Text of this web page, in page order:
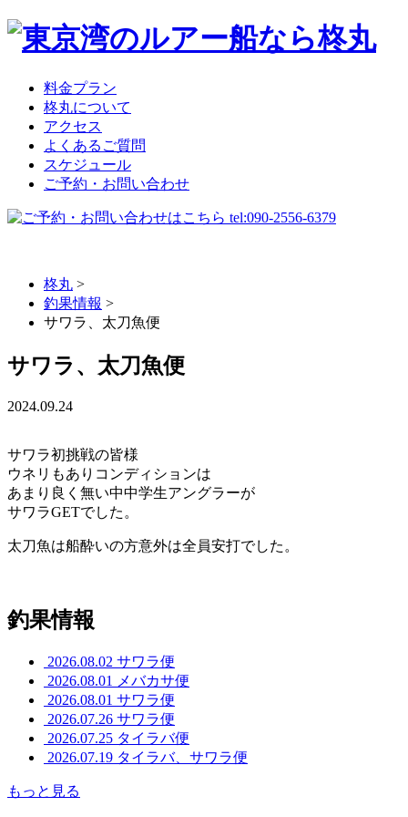
料金プラン
柊丸について
アクセス
よくあるご質問
スケジュール
ご予約・お問い合わせ
柊丸 >
釣果情報 >
サワラ、太刀魚便
サワラ、太刀魚便
2024.09.24
サワラ初挑戦の皆様
ウネリもありコンディションは
あまり良く無い中中学生アングラーが
サワラGETでした。
太刀魚は船酔いの方意外は全員安打でした。
釣果情報
2026.08.02 サワラ便
2026.08.01
メバカサ便
2026.08.01 サワラ便
2026.07.26 サワラ便
2026.07.25 タイラバ便
2026.07.19 タイラバ、サワラ便
もっと見る